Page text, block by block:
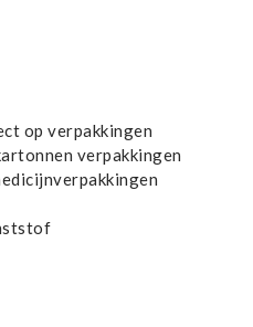
op verpakkingen
verpakkingen